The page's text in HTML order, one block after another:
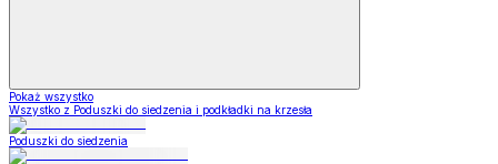
Pokaż wszystko
Wszystko z Poduszki do siedzenia i podkładki na krzesła
Poduszki do siedzenia